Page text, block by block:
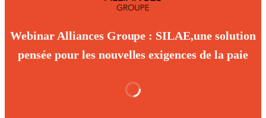
Webinar Alliances Groupe : SILAE,une solution
pensée pour les nouvelles exigences de la paie